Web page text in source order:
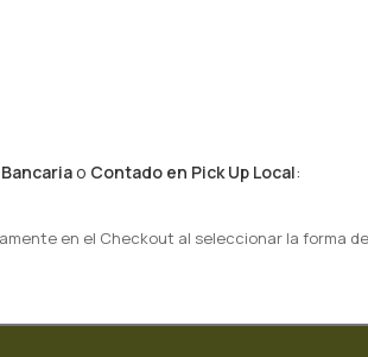
o Contado en Pick Up Local:
en el Checkout al seleccionar la forma